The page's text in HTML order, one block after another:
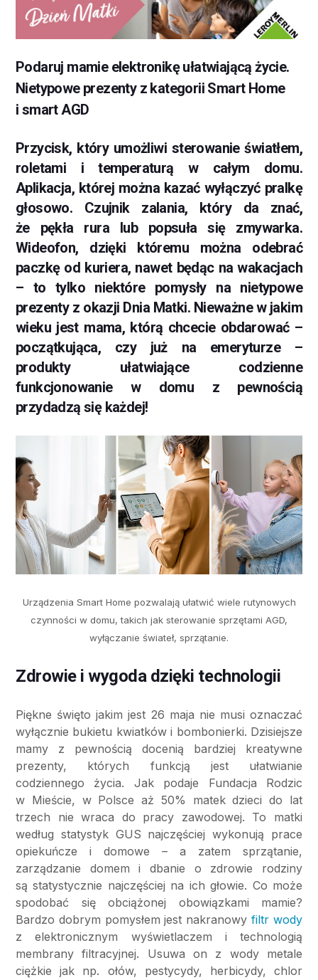
Podaruj mamie elektronikę ułatwiającą życie.
Nietypowe prezenty z kategorii Smart Home
i smart AGD
Przycisk, który umożliwi sterowanie światłem,
roletami i temperaturą w całym domu.
Aplikacja, której można kazać wyłączyć pralkę
głosowo. Czujnik zalania, który da znać,
że pękła rura lub popsuła się zmywarka.
Wideofon, dzięki któremu można odebrać
paczkę od kuriera, nawet będąc na wakacjach
– to tylko niektóre pomysły na nietypowe
prezenty z okazji Dnia Matki. Nieważne w jakim
wieku jest mama, którą chcecie obdarować –
początkująca, czy już na emeryturze –
produkty ułatwiające codzienne
funkcjonowanie w domu z pewnością
przydadzą się każdej!
Urządzenia Smart Home pozwalają ułatwić wiele rutynowych
czynności w domu, takich jak sterowanie sprzętami AGD,
wyłączanie świateł, sprzątanie.
Zdrowie i wygoda dzięki technologii
Piękne święto jakim jest 26 maja nie musi oznaczać
wyłącznie bukietu kwiatków i bombonierki. Dzisiejsze
mamy z pewnością docenią bardziej kreatywne
prezenty, których funkcją jest ułatwianie
codziennego życia. Jak podaje Fundacja Rodzic
w Mieście, w Polsce aż 50% matek dzieci do lat
trzech nie wraca do pracy zawodowej. To matki
według statystyk GUS najczęściej wykonują prace
opiekuńcze i domowe – a zatem sprzątanie,
zarządzanie domem i dbanie o zdrowie rodziny
są statystycznie najczęściej na ich głowie. Co może
spodobać się obciążonej obowiązkami mamie?
Bardzo dobrym pomysłem jest nakranowyfiltr wody
z elektronicznym wyświetlaczem i technologią
membrany filtracyjnej. Usuwa on z wody metale
ciężkie jak np. ołów, pestycydy, herbicydy, chlor